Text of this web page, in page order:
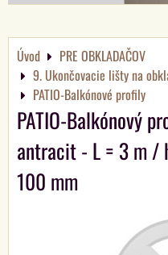
Úvod
PRE OBKLADAČOV
9. Ukončovacie lišty na
PATIO-Balkónové profily
PATIO-Balkónový
antracit - L = 3 m /
100 mm